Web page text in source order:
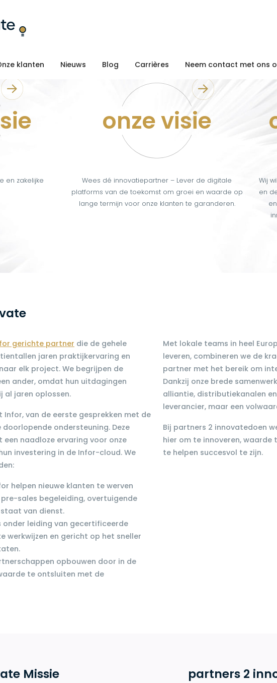
klanten Nieuws Blog Carrières Neem contact met ons
en zakelijke
onze visie
Wees dé innovatiepartner – Lever de digitale
platforms van de toekomst om groei en waarde op
lange termijn voor onze klanten te garanderen.
Wij
en
gerichte partner die de gehele
jaren praktijkervaring en
elk project. We begrijpen de
ander, omdat hun uitdagingen
al jaren oplossen.
van de eerste gesprekken met de
ondersteuning. Deze
naadloze ervaring voor onze
investering in de Infor-cloud. We
helpen nieuwe klanten te werven
sales begeleiding, overtuigende
staat van dienst.
onder leiding van gecertificeerde
werkwijzen en gericht op het sneller
opbouwen door in de
te ontsluiten met de
Met lokale teams in heel
leveren, combineren we de
partner met het bereik om
Dankzij onze brede
alliantie, distributiekanalen
leverancier, maar een
Bij partners 2 innovatedoen
hier om te innoveren, waarde
te helpen succesvol te zijn.
Missie partners 2